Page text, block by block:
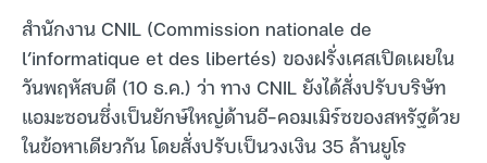
สำนักงาน CNIL (Commission nationale de
l’informatique et des libertés) ของฝรั่งเศสเปิดเผยใน
วันพฤหัสบดี (10 ธ.ค.) ว่า ทาง CNIL ยังได้สั่งปรับบริษัท
แอมะซอนซึ่งเป็นยักษ์ใหญ่ด้านอี-คอมเมิร์ซของสหรัฐด้วย
ในข้อหาเดียวกัน โดยสั่งปรับเป็นวงเงิน 35 ล้านยูโร